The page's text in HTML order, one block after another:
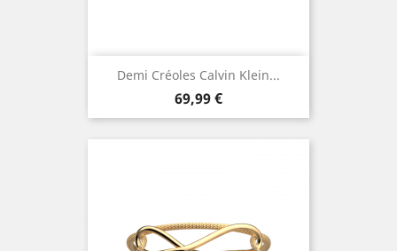
Demi Créoles Calvin Klein...
Prix
69,99 €